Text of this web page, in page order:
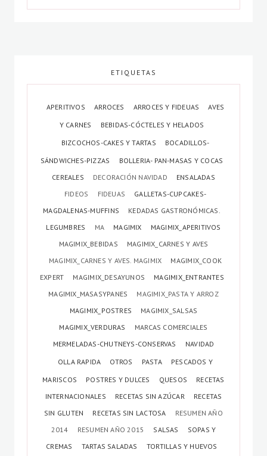
ETIQUETAS
APERITIVOS ARROCES ARROCES Y FIDEUAS
AVES
Y CARNES
BEBIDAS-CÓCTELES Y HELADOS
BIZCOCHOS-CAKES Y TARTAS
BOCADILLOS-
SÁNDWICHES-PIZZAS
BOLLERIA- PAN-MASAS Y COCAS
CEREALES
DECORACIÓN NAVIDAD
ENSALADAS
FIDEOS
FIDEUAS
GALLETAS-CUPCAKES-
MAGDALENAS-MUFFINS
KEDADAS GASTRONÓMICAS.
LEGUMBRES
MA MAGIMIX
MAGIMIX_APERITIVOS
MAGIMIX_BEBIDAS
MAGIMIX_CARNES Y AVES
MAGIMIX_CARNES Y AVES. MAGIMIX
MAGIMIX_COOK
EXPERT
MAGIMIX_DESAYUNOS
MAGIMIX_ENTRANTES
MAGIMIX_MASASYPANES
MAGIMIX_PASTA Y ARROZ
MAGIMIX_POSTRES
MAGIMIX_SALSAS
MAGIMIX_VERDURAS
MARCAS COMERCIALES
MERMELADAS-CHUTNEYS-CONSERVAS
NAVIDAD
OLLA RAPIDA
OTROS PASTA
PESCADOS Y
MARISCOS
POSTRES Y DULCES QUESOS
RECETAS
INTERNACIONALES
RECETAS SIN AZÚCAR
RECETAS
SIN GLUTEN
RECETAS SIN LACTOSA
RESUMEN AÑO
2014
RESUMEN AÑO 2015 SALSAS
SOPAS Y
CREMAS
TARTAS SALADAS TORTILLAS Y HUEVOS